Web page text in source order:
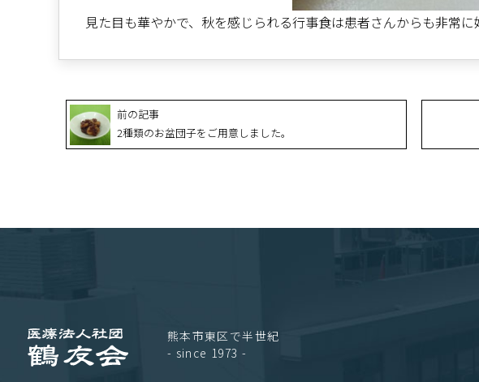
見た目も華やかで、秋を感じられる行事食は患者さんからも非常に
前の記事
2種類のお盆団子をご用意しました。
熊本市東区で半世紀
- since 1973 -